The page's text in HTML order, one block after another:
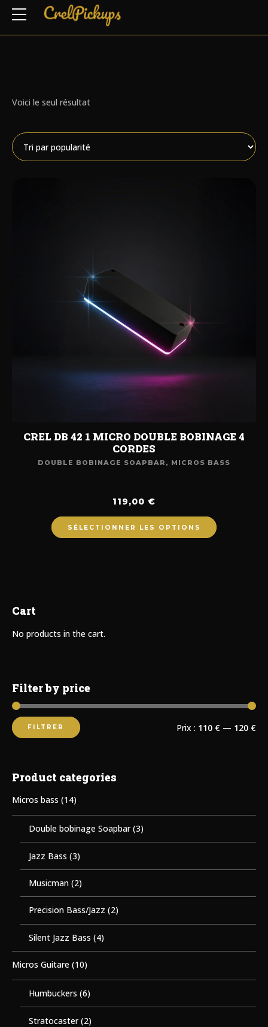
Voici le seul résultat
CREL DB 42 1 MICRO DOUBLE BOBINAGE 4
CORDES
DOUBLE BOBINAGE SOAPBAR , MICROS BASS
119,00 €
SÉLECTIONNER LES OPTIONS
Cart
No products in the cart.
Filter by price
FILTRER Prix : 110 € — 120 €
Product categories
Micros bass (14)
Double bobinage Soapbar (3)
Jazz Bass (3)
Musicman (2)
Precision Bass/Jazz (2)
Silent Jazz Bass (4)
Micros Guitare (10)
Humbuckers (6)
Stratocaster (2)